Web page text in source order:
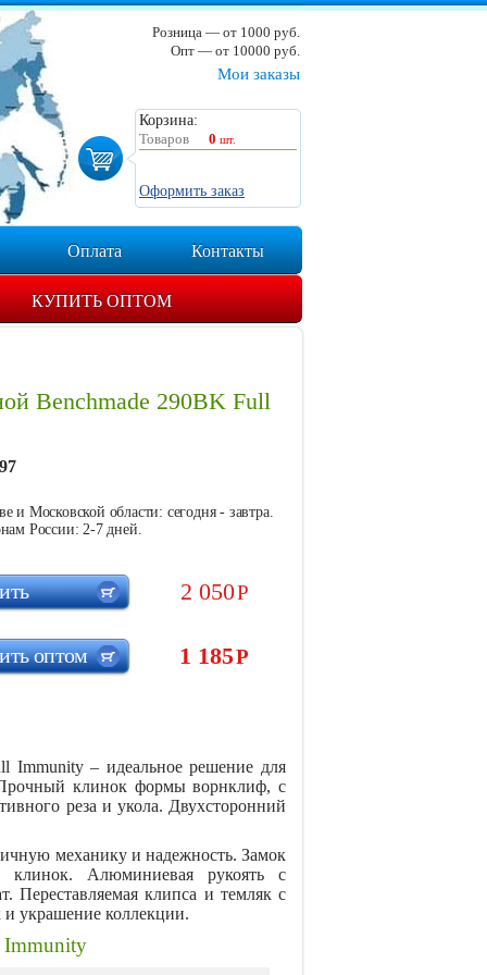
Мои заказы
Корзина:
Товаров
0 шт.
Оформить заказ
Розница — от 1000 руб.
Опт — от 10000 руб.
Оплата Контакты
КУПИТЬ ОПТОМ
Benchmade 290BK Full
и Московской области: сегодня - завтра.
России: 2-7 дней.
2 050Р
1 185Р
оптом
– идеальное решение для
клинок формы ворнклиф, с
реза и укола. Двухсторонний
механику и надежность. Замок
клинок. Алюминиевая рукоять с
Переставляемая клипса и темляк с
украшение коллекции.
Immunity